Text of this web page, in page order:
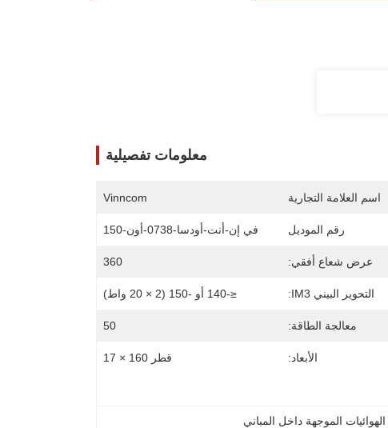
معلومات تفصيلية
اسم العلامة التجارية Vinncom
رقم الموديل في إن-أنت-أودسا-0738-أون-150
عرض شعاع أفقي: 360
التحوير البيني IM3: ≤-140 أو -150 (2 × 20 واط)
معالجة الطاقة: 50
الأبعاد: قطر 160 × 17